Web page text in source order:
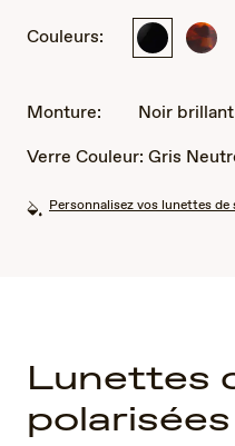
Couleurs:
Noir
Monture:
Noir brillant
Verre Couleur: Gris
Personnalisez vos lunettes de
Lunettes